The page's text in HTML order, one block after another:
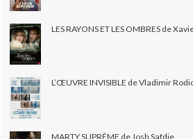
LES RAYONS ET LES OMBRES de
L’ŒUVRE INVISIBLE de Vladimir
MARTY SUPRÊME de Josh Safdie